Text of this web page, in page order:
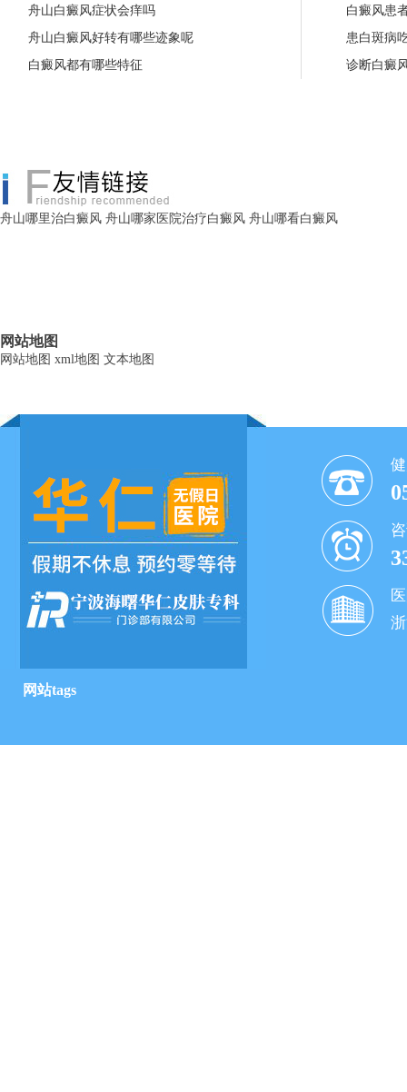
舟山白癜风症状会痒吗
舟山白癜风好转有哪些迹象呢
白癜风都有哪些特征
白癜风患
患白斑病
诊断白癜
舟山哪里治白癜风 舟山哪家医院治疗白癜风 舟山哪看白癜风
网站地图
网站地图 xml地图 文本地图
网站tags